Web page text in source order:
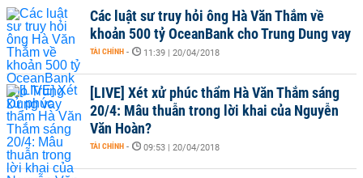
Các luật sư truy hỏi ông Hà Văn Thắm về
khoản 500 tỷ OceanBank cho Trung Dung vay
TÀI CHÍNH - 11:39 | 20/04/2018
[LIVE] Xét xử phúc thẩm Hà Văn Thắm sáng
20/4: Mâu thuẫn trong lời khai của Nguyễn
Văn Hoàn?
TÀI CHÍNH - 09:53 | 20/04/2018